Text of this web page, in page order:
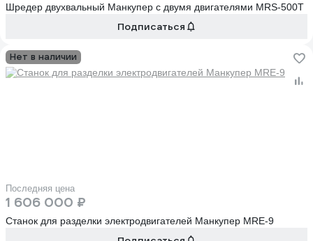
Шредер двухвальный Манкупер с двумя двигателями MRS-500T
Подписаться
Нет в наличии
Последняя цена
1 606 000 ₽
Станок для разделки электродвигателей Манкупер MRE-9